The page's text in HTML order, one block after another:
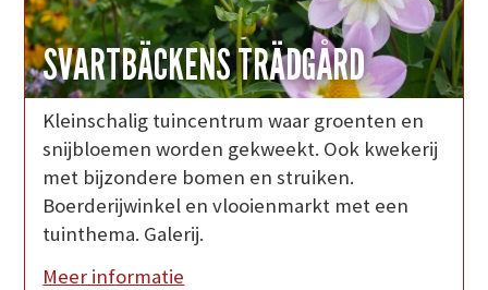
SVARTBÄCKENS TRÄDGÅRD
Kleinschalig tuincentrum waar groenten en
snijbloemen worden gekweekt. Ook kwekerij
met bijzondere bomen en struiken.
Boerderijwinkel en vlooienmarkt met een
tuinthema. Galerij.
Meer informatie